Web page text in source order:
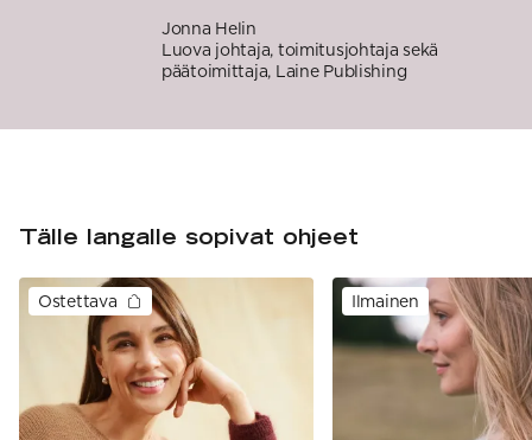
Jonna Helin
Luova johtaja, toimitusjohtaja sekä
päätoimittaja, Laine Publishing
Tälle langalle sopivat ohjeet
Ostettava Ilmainen